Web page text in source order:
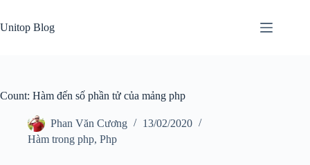
content
Unitop Blog
Count: Hàm đến số phần tử của mảng php
Phan Văn Cương
13/02/2020
Hàm trong php, Php